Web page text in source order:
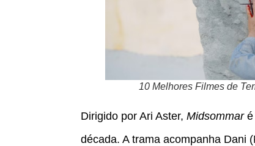
10 Melhores Filmes de
Dirigido por Ari Aster, Midsommaré
década. A trama acompanha Dani